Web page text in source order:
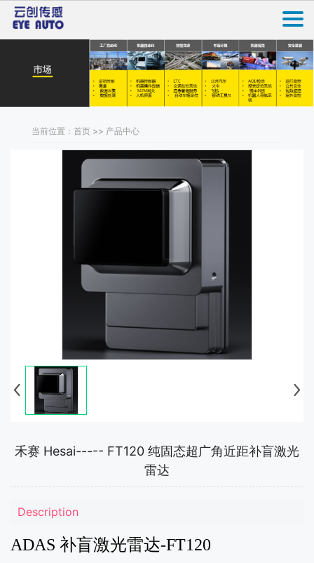
当前位置：首页 >> 产品中心
禾赛 Hesai----- FT120 纯固态超广角近距补盲激光
雷达
Description
ADAS 补盲激光雷达-FT120